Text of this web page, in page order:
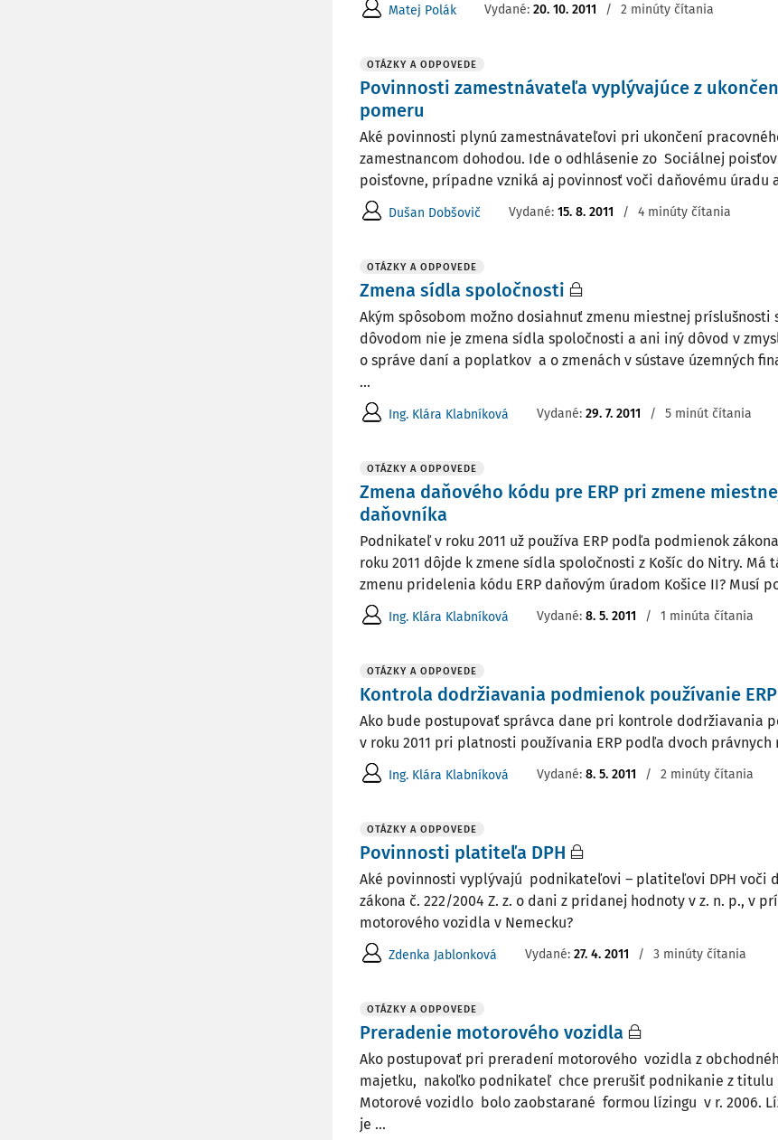
Matej Polák Vydané: 20. 10. 2011 / 2 minúty čítania
OTÁZKY A ODPOVEDE
Povinnosti zamestnávateľa vyplývajúce z
pomeru
Aké povinnosti plynú zamestnávateľovi pri ukončení
zamestnancom dohodou. Ide o odhlásenie zo Sociálnej
poisťovne, prípadne vzniká aj povinnosť voči daňovému úradu
Dušan Dobšovič Vydané: 15. 8. 2011 / 4 minúty čítania
OTÁZKY A ODPOVEDE
Zmena sídla spoločnosti
Akým spôsobom možno dosiahnuť zmenu miestnej príslušnosti
dôvodom nie je zmena sídla spoločnosti a ani iný dôvod v
o správe daní a poplatkov a o zmenách v sústave územných
...
Ing. Klára Klabníková Vydané: 29. 7. 2011 / 5 minút čítania
OTÁZKY A ODPOVEDE
Zmena daňového kódu pre ERP pri zmene
daňovníka
Podnikateľ v roku 2011 už používa ERP podľa podmienok
roku 2011 dôjde k zmene sídla spoločnosti z Košíc do Nitry. Má
zmenu pridelenia kódu ERP daňovým úradom Košice II? Musí
Ing. Klára Klabníková Vydané: 8. 5. 2011 / 1 minúta čítania
OTÁZKY A ODPOVEDE
Kontrola dodržiavania podmienok používanie
Ako bude postupovať správca dane pri kontrole dodržiavania
v roku 2011 pri platnosti používania ERP podľa dvoch právnych
Ing. Klára Klabníková Vydané: 8. 5. 2011 / 2 minúty čítania
OTÁZKY A ODPOVEDE
Povinnosti platiteľa DPH
Aké povinnosti vyplývajú podnikateľovi – platiteľovi DPH voči
zákona č. 222/2004 Z. z. o dani z pridanej hodnoty v z. n. p., v
motorového vozidla v Nemecku?
Zdenka Jablonková Vydané: 27. 4. 2011 / 3 minúty čítania
OTÁZKY A ODPOVEDE
Preradenie motorového vozidla
Ako postupovať pri preradení motorového vozidla z
majetku, nakoľko podnikateľ chce prerušiť podnikanie z titulu
Motorové vozidlo bolo zaobstarané formou lízingu v r. 2006.
je ...